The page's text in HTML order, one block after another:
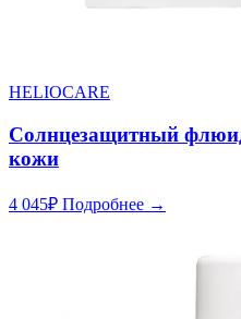
HELIOCARE
Солнцезащитный
кожи
4 045₽ Подробнее →